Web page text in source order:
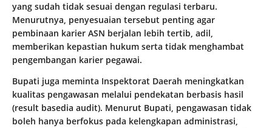
yang sudah tidak sesuai dengan regulasi terbaru.
Menurutnya, penyesuaian tersebut penting agar
pembinaan karier ASN berjalan lebih tertib, adil,
memberikan kepastian hukum serta tidak menghambat
pengembangan karier pegawai.
Bupati juga meminta Inspektorat Daerah meningkatkan
kualitas pengawasan melalui pendekatan berbasis hasil
(result basedia audit). Menurut Bupati, pengawasan tidak
boleh hanya berfokus pada kelengkapan administrasi,